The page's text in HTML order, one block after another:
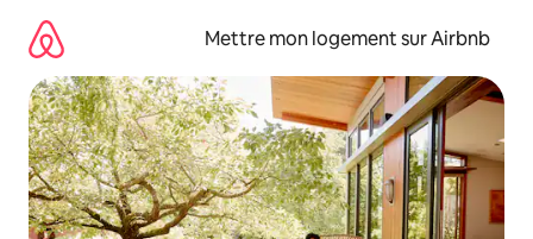
directement
contenu
Mettre mon logement sur Airbnb